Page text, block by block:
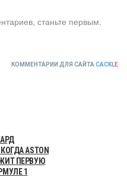
станьте первым.
КОММЕНТАРИИ ДЛЯ САЙТА CACKLE
ASTON
ПЕРВУЮ
1